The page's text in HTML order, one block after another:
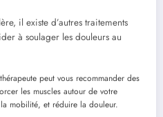
il existe d’autres traitements
à soulager les douleurs au
peut vous recommander des
les muscles autour de votre
mobilité, et réduire la douleur.